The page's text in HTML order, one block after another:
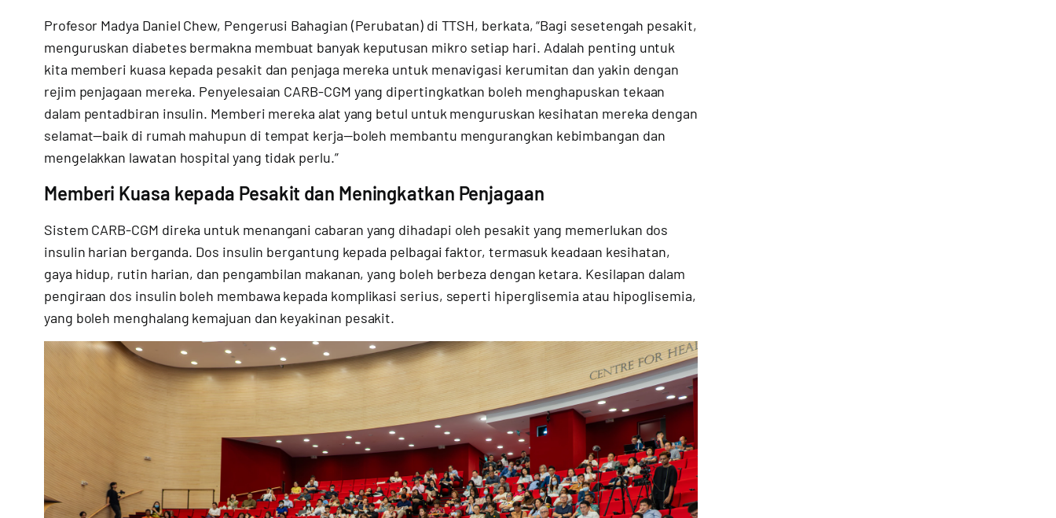
Profesor Madya Daniel Chew, Pengerusi Bahagian (Perubatan) di TTSH, berkata, “Bagi sesetengah pesakit,
menguruskan diabetes bermakna membuat banyak keputusan mikro setiap hari. Adalah penting untuk
kita memberi kuasa kepada pesakit dan penjaga mereka untuk menavigasi kerumitan dan yakin dengan
rejim penjagaan mereka. Penyelesaian CARB-CGM yang dipertingkatkan boleh menghapuskan tekaan
dalam pentadbiran insulin. Memberi mereka alat yang betul untuk menguruskan kesihatan mereka dengan
selamat—baik di rumah mahupun di tempat kerja—boleh membantu mengurangkan kebimbangan dan
mengelakkan lawatan hospital yang tidak perlu.”
Memberi Kuasa kepada Pesakit dan Meningkatkan Penjagaan
Sistem CARB-CGM direka untuk menangani cabaran yang dihadapi oleh pesakit yang memerlukan dos
insulin harian berganda. Dos insulin bergantung kepada pelbagai faktor, termasuk keadaan kesihatan,
gaya hidup, rutin harian, dan pengambilan makanan, yang boleh berbeza dengan ketara. Kesilapan dalam
pengiraan dos insulin boleh membawa kepada komplikasi serius, seperti hiperglisemia atau hipoglisemia,
yang boleh menghalang kemajuan dan keyakinan pesakit.